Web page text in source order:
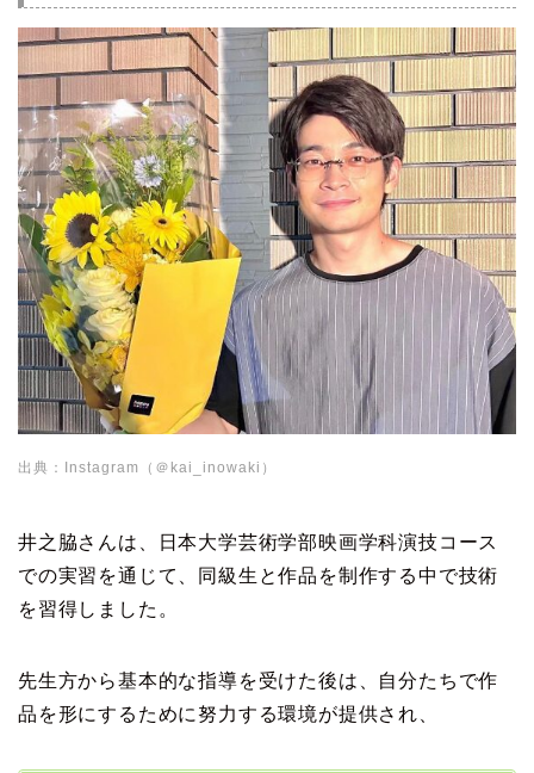
出典：Instagram（＠kai_inowaki）
井之脇さんは、日本大学芸術学部映画学科演技コース
での実習を通じて、同級生と作品を制作する中で技術
を習得しました。
先生方から基本的な指導を受けた後は、自分たちで作
品を形にするために努力する環境が提供され、